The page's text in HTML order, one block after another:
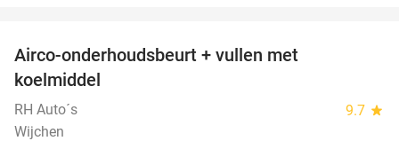
Airco-onderhoudsbeurt + vullen met
koelmiddel
RH Auto´s 9.7 star
Wijchen